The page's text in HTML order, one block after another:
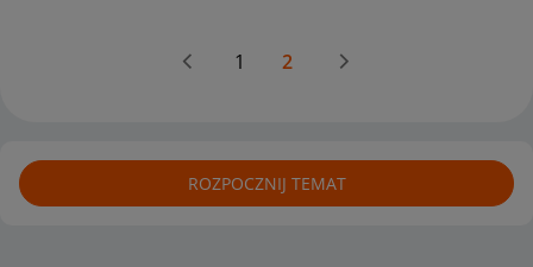
1 2
ROZPOCZNIJ TEMAT